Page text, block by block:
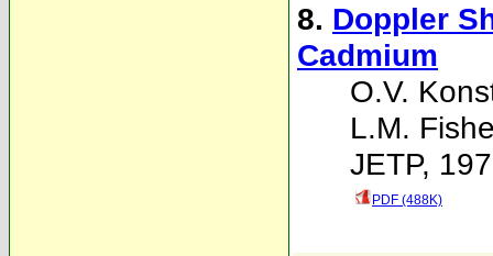
8. Doppler
Cadmium
O.V.
L.M.
JETP,
PDF (488K)